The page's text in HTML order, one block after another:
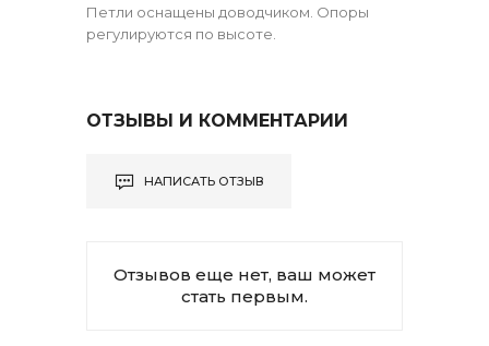
Петли оснащены доводчиком. Опоры
регулируются по высоте.
ОТЗЫВЫ И КОММЕНТАРИИ
НАПИСАТЬ ОТЗЫВ
Отзывов еще нет, ваш может
стать первым.